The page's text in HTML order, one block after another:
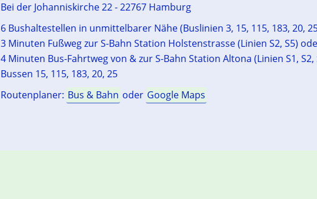
Bei der Johanniskirche 22 - 22767 Hamburg
6 Bushaltestellen in unmittelbarer Nähe (Buslinien 3, 15, 115, 183, 20,
3 Minuten Fußweg zur S-Bahn Station Holstenstrasse (Linien S2, S5)
4 Minuten Bus-Fahrtweg von & zur S-Bahn Station Altona (Linien S1, S2,
Bussen 15, 115, 183, 20, 25
Routenplaner: Bus & Bahn oder Google Maps